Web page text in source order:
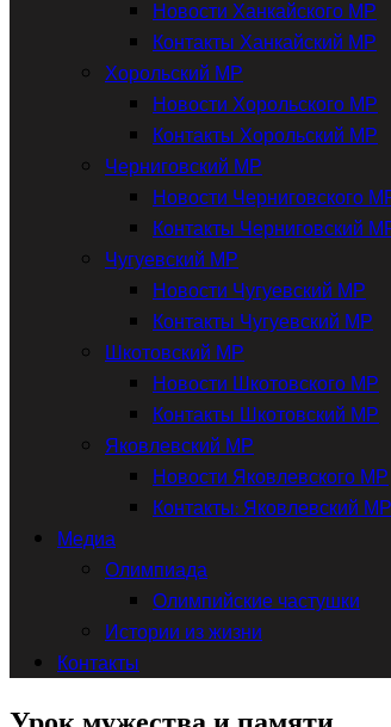
Новости Ханкайского МР
Контакты Ханкайский МР
Хорольский МР
Новости Хорольского МР
Контакты Хорольский МР
Черниговский МР
Новости Черниговского
Контакты Черниговский
Чугуевский МР
Новости Чугуевский МР
Контакты Чугуевский МР
Шкотовский МР
Новости Шкотовского МР
Контакты Шкотовский МР
Яковлевский МР
Новости Яковлевского МР
Контакты: Яковлевский МР
Медиа
Олимпиада
Олимпийские частушки
Истории из жизни
Контакты